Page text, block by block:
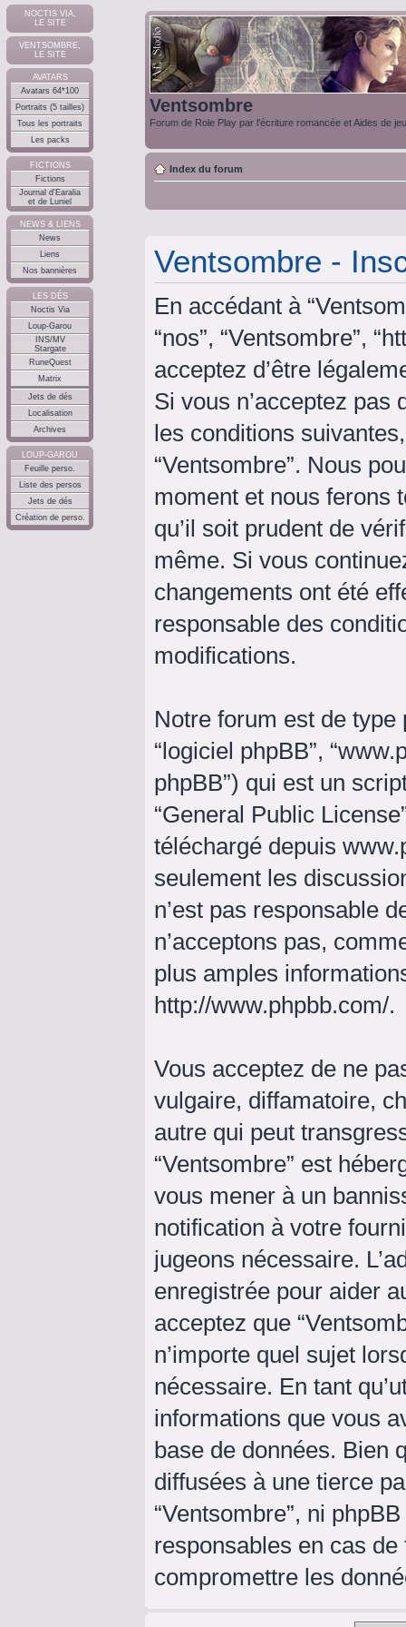
NOCTIS VIA,
LE SITE
VENTSOMBRE,
LE SITE
AVATARS
Avatars 64*100
Portraits (5 tailles)
Tous les portraits
Les packs
FICTIONS
Fictions
Journal d'Earalia
et de Luniel
NEWS & LIENS
News
Liens
Nos bannières
LES DÉS
Noctis Via
Loup-Garou
INS/MV
Stargate
RuneQuest
Matrix
Jets de dés
Localisation
Archives
LOUP-GAROU
Feuille perso.
Liste des persos
Jets de dés
Création de perso.
Ventsombre
Forum de Role Play par l'écriture romancée et Aides de
Index du forum
Ventsombre -
En accédant à
“nos”, “Ventsombre”,
acceptez d’être
Si vous n’acceptez pas
les conditions
“Ventsombre”. Nous
moment et nous ferons
qu’il soit prudent de
même. Si vous
changements ont été
responsable des
modifications.
Notre forum est de type
“logiciel phpBB”,
phpBB”) qui est un
“General Public License
téléchargé depuis
seulement les
n’est pas responsable
n’acceptons pas,
plus amples
http://www.phpbb.com/.
Vous acceptez de ne
vulgaire, diffamatoire,
autre qui peut
“Ventsombre” est
vous mener à un
notification à votre
jugeons nécessaire.
enregistrée pour aider
acceptez que
n’importe quel sujet
nécessaire. En tant
informations que vous
base de données. Bien
diffusées à une tierce
“Ventsombre”, ni
responsables en cas
compromettre les